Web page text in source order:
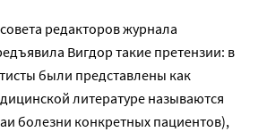
редакторов журнала
Вигдор такие претензии: в
были представлены как
литературе называются
болезни конкретных пациентов),